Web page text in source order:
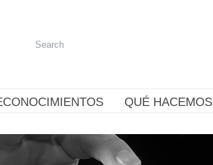
QUÉ HACEMOS